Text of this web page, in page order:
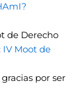
de Derecho
IV Moot de
por ser